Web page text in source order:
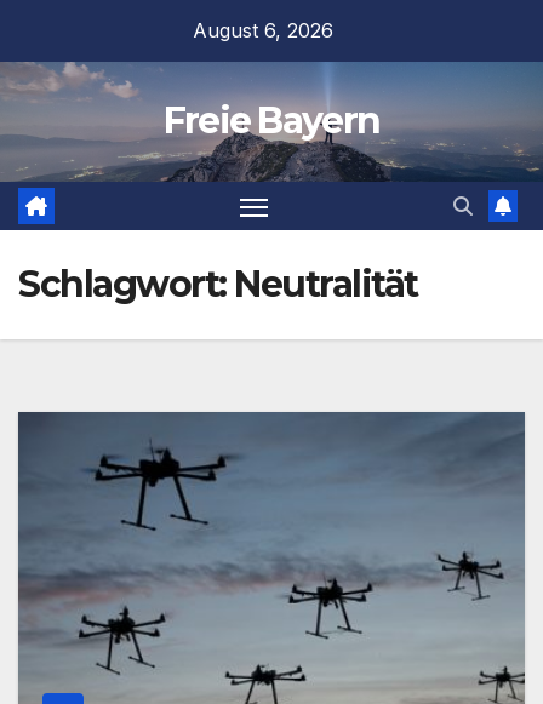
springen
August 6, 2026
Freie Bayern
Schlagwort: Neutralität